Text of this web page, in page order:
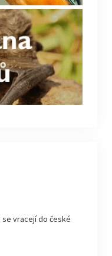
se vracejí do české